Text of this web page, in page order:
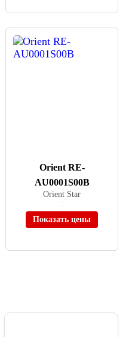
Orient RE-
AU0001S00B
Orient Star
Показать цены